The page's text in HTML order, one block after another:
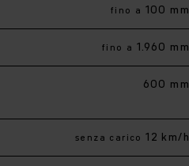
fino a 100 mm
fino a 1.960 mm
600 mm
senza carico 12 km/h